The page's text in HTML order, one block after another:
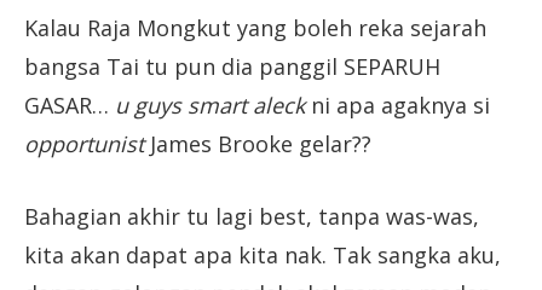
Kalau Raja Mongkut yang boleh reka sejarah
bangsa Tai tu pun dia panggil SEPARUH
GASAR… u guys smart aleckni apa agaknya si
opportunistJames Brooke gelar??
Bahagian akhir tu lagi best, tanpa was-was,
kita akan dapat apa kita nak. Tak sangka aku,